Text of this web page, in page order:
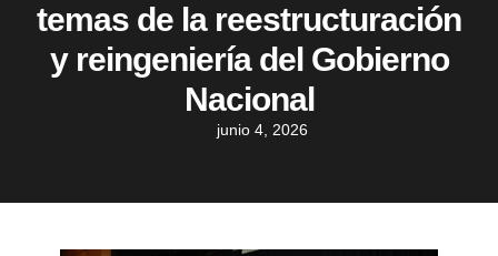
temas de la reestructuración
y reingeniería del Gobierno
Nacional
junio 4, 2026